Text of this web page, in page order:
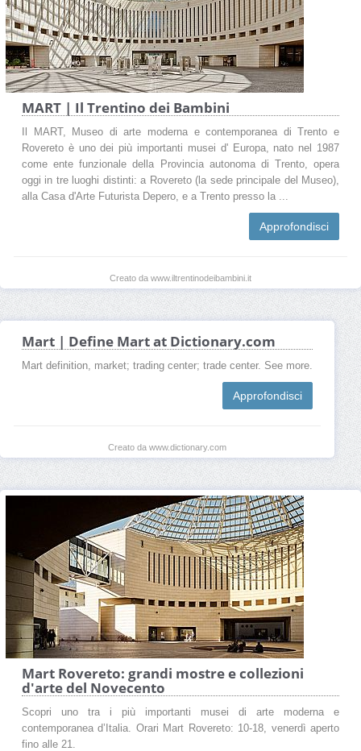
MART | Il Trentino dei Bambini
Il MART, Museo di arte moderna e contemporanea di Trento e
Rovereto è uno dei più importanti musei d' Europa, nato nel 1987
come ente funzionale della Provincia autonoma di Trento, opera
oggi in tre luoghi distinti: a Rovereto (la sede principale del Museo),
alla Casa d'Arte Futurista Depero, e a Trento presso la ...
Approfondisci
Creato da www.iltrentinodeibambini.it
Mart | Define Mart at Dictionary.com
Mart definition, market; trading center; trade center. See more.
Approfondisci
Creato da www.dictionary.com
Mart Rovereto: grandi mostre e collezioni
d'arte del Novecento
Scopri uno tra i più importanti musei di arte moderna e
contemporanea d’Italia. Orari Mart Rovereto: 10-18, venerdì aperto
fino alle 21.